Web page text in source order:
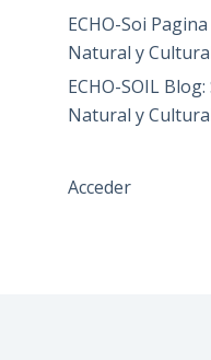
ECHO-Soi
Natural y
ECHO-SOIL
Natural y
Acceder